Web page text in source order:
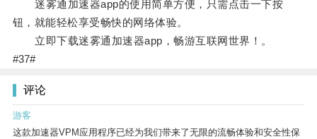
迷雾通加速器app的使用简单方便，只需点击一下按
钮，就能轻松享受畅快的网络体验。
立即下载迷雾通加速器app，畅游互联网世界！。
#37#
评论
游客
这款加速器VPM应用程序已经为我们带来了无限的流畅体验和安全性保